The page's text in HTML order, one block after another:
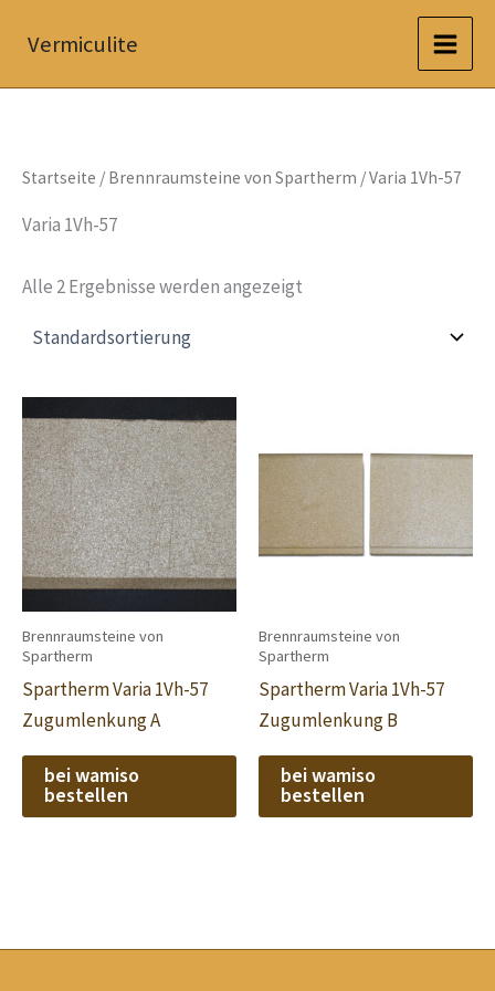
InhaltVermiculite
Startseite / Brennraumsteine von Spartherm / Varia 1Vh-57
Varia 1Vh-57
Alle 2 Ergebnisse werden angezeigt
Brennraumsteine von
Spartherm
Spartherm Varia 1Vh-57
Zugumlenkung A
bei wamiso
bestellen
Brennraumsteine von
Spartherm
Spartherm Varia 1Vh-57
Zugumlenkung B
bei wamiso
bestellen